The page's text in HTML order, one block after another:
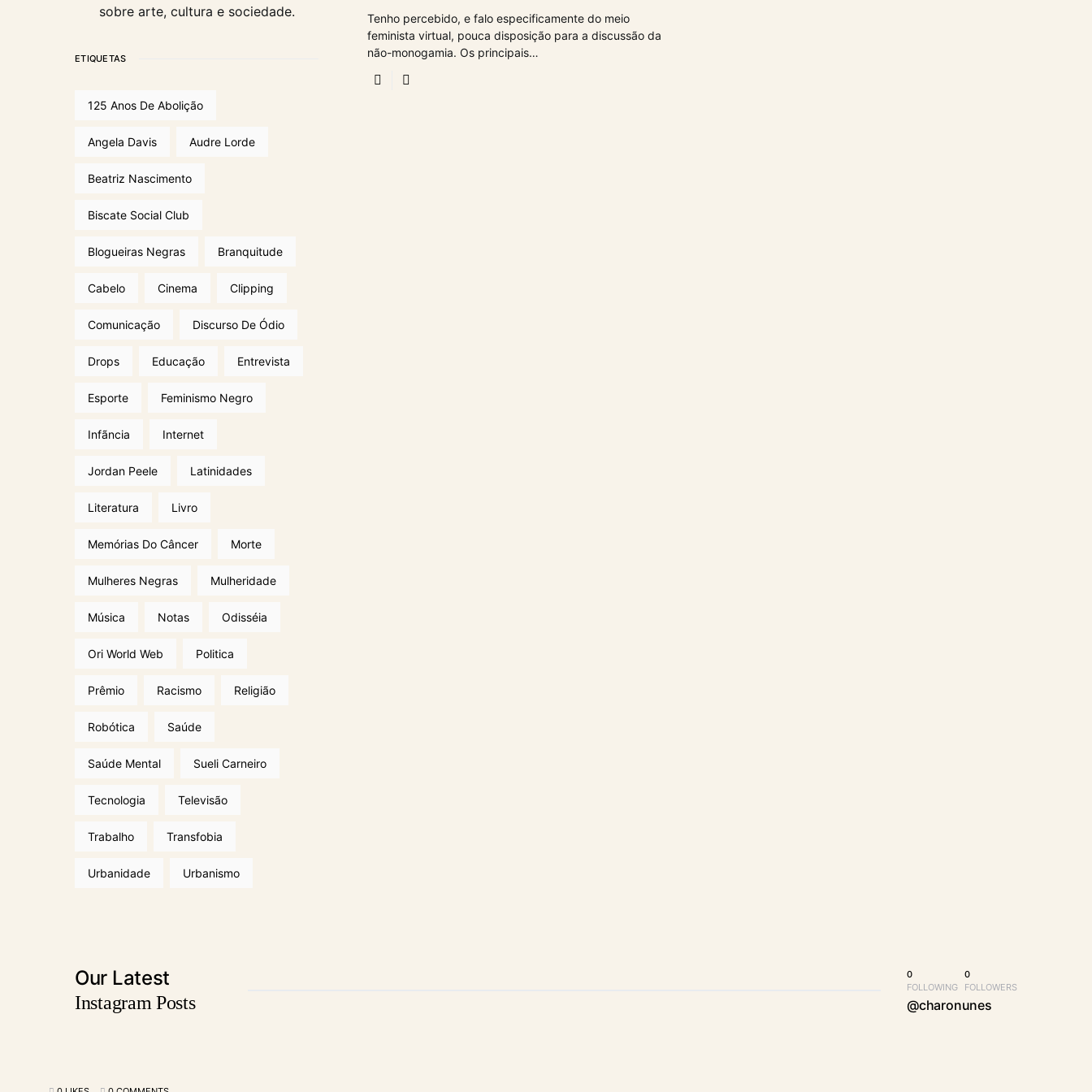
Tenho percebido, e falo especificamente do meio
feminista virtual, pouca disposição para a discussão da
não-monogamia. Os principais…
sobre arte, cultura e sociedade.
ETIQUETAS
125 Anos De Abolição
Angela Davis Audre Lorde
Beatriz Nascimento
Biscate Social Club
Blogueiras Negras Branquitude
Cabelo Cinema Clipping
Comunicação Discurso De Ódio
Drops Educação Entrevista
Esporte Feminismo Negro
Infãncia Internet
Jordan Peele Latinidades
Literatura Livro
Memórias Do Câncer Morte
Mulheres Negras Mulheridade
Música Notas Odisséia
Ori World Web Politica
Prêmio Racismo Religião
Robótica Saúde
Saúde Mental Sueli Carneiro
Tecnologia Televisão
Trabalho Transfobia
Urbanidade Urbanismo
Our Latest
Instagram Posts
0
FOLLOWING
0
FOLLOWERS
@charonunes